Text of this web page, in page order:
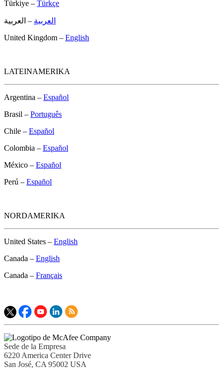
Türkiye – Türkçe
العربية – العربية
United Kingdom – English
LATEINAMERIKA
Argentina – Español
Brasil – Português
Chile – Español
Colombia – Español
México – Español
Perú – Español
NORDAMERIKA
United States – English
Canada – English
Canada – Français
Sede de la Empresa
6220 America Center Drive
San José, CA 95002 USA